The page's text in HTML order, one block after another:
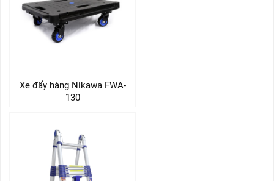
Xe đẩy hàng Nikawa FWA-
130